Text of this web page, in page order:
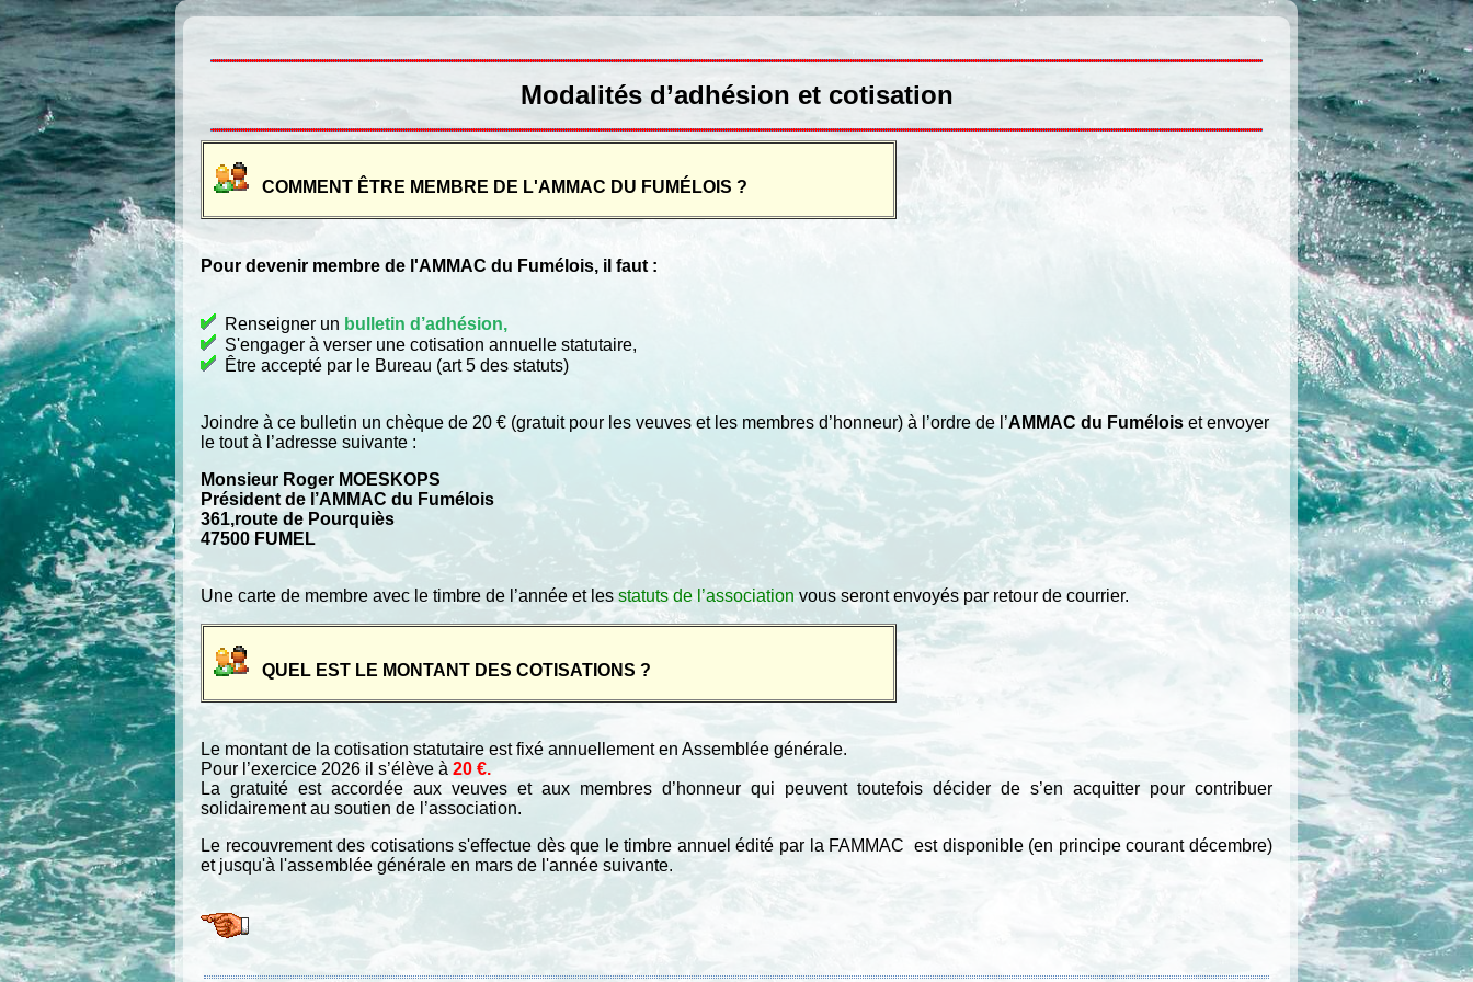
Modalités d’adhésion et cotisation
COMMENT ÊTRE MEMBRE DE L'AMMAC DU FUMÉLOIS ?
Pour devenir membre de l'AMMAC du Fumélois, il faut :
Renseigner un bulletin d’adhésion,
S'engager à verser une cotisation annuelle statutaire,
Être accepté par le Bureau (art 5 des statuts)
Joindre à ce bulletin un chèque de 20 € (gratuit pour les veuves et les membres d’honneur) à l’ordre de l’AMMAC du Fumélois et envoyer
le tout à l’adresse suivante :
Monsieur Roger MOESKOPS
Président de l’AMMAC du Fumélois
361,route de Pourquiès
47500 FUMEL
Une carte de membre avec le timbre de l’année et les statuts de l’association vous seront envoyés par retour de courrier.
QUEL EST LE MONTANT DES COTISATIONS ?
Le montant de la cotisation statutaire est fixé annuellement en Assemblée générale.
Pour l’exercice 2026 il s’élève à 20 €.
La gratuité est accordée aux veuves et aux membres d’honneur qui peuvent toutefois décider de s’en acquitter pour contribuer
solidairement au soutien de l’association.
Le recouvrement des cotisations s'effectue dès que le timbre annuel édité par la FAMMAC est disponible (en principe courant décembre)
et jusqu'à l'assemblée générale en mars de l'année suivante.